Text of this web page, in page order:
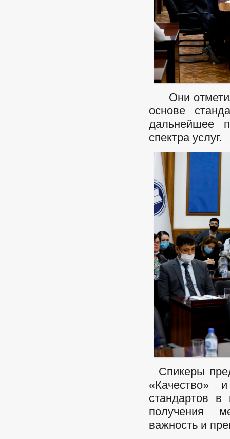
Они
основе
дальнейшее
спектра услуг.
Спикеры
«Качество»
стандартов
получения
важность и